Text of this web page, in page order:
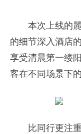
本次上线的
的细节深入酒店
享受清晨第一缕
客在不同场景下
比同行更注